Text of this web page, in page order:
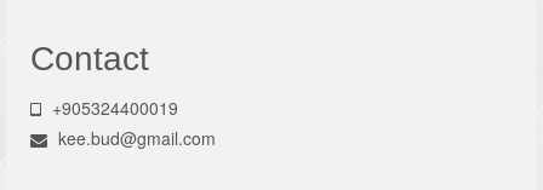
Contact
+905324400019
kee.bud@gmail.com